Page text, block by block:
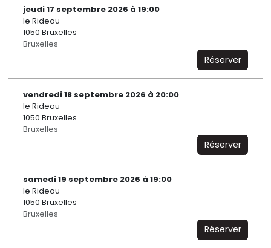
jeudi 17 septembre 2026 à 19:00
le Rideau
1050 Bruxelles
Bruxelles
Réserver
vendredi 18 septembre 2026 à 20:00
le Rideau
1050 Bruxelles
Bruxelles
Réserver
samedi 19 septembre 2026 à 19:00
le Rideau
1050 Bruxelles
Bruxelles
Réserver